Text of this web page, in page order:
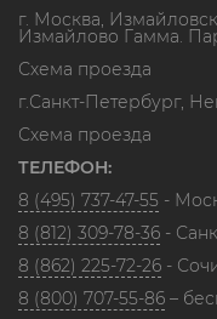
г. Москва,
Измайлово Гамма.
Схема проезда
г.Санкт-Петербург,
Схема проезда
ТЕЛЕФОН:
8 (495) 737-47-55 -
8 (812) 309-78-36 -
8 (862) 225-72-26 -
8 (800) 707-55-86 –